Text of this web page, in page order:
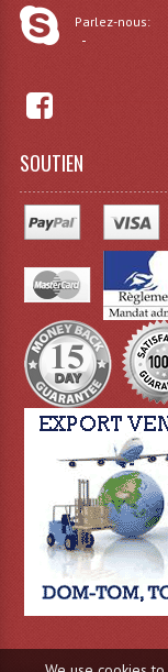
Parlez-nous:
-
SOUTIEN